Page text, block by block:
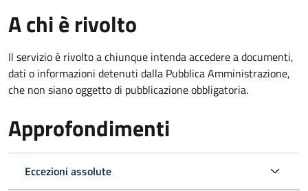
A chi è rivolto
Il servizio è rivolto a chiunque intenda accedere a documenti,
dati o informazioni detenuti dalla Pubblica Amministrazione,
che non siano oggetto di pubblicazione obbligatoria.
Approfondimenti
Eccezioni assolute